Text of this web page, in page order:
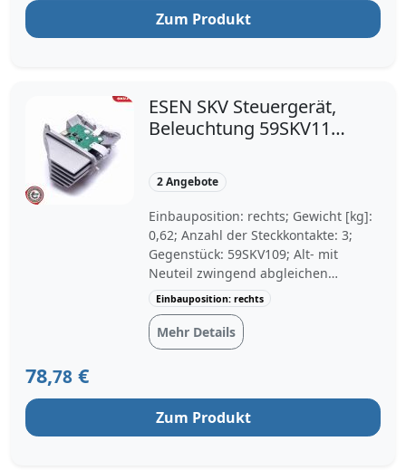
Zum Produkt
ESEN SKV Steuergerät,
Beleuchtung 59SKV110
7245814 63127245814
2 Angebote
Einbauposition: rechts; Gewicht [kg]:
0,62; Anzahl der Steckkontakte: 3;
Gegenstück: 59SKV109; Alt- mit
Neuteil zwingend abgleichen
(insbesondere OE-Nr.):
Einbauposition: rechts
Mehr Details
78,78 €
Zum Produkt